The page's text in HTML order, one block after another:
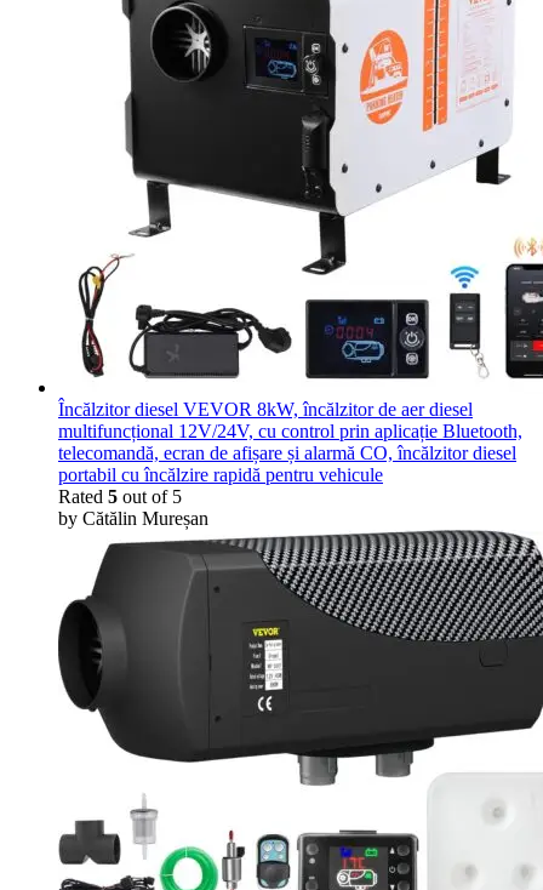
Încălzitor diesel VEVOR 8kW, încălzitor de aer diesel
multifuncțional 12V/24V, cu control prin aplicație Bluetooth,
telecomandă, ecran de afișare și alarmă CO, încălzitor diesel
portabil cu încălzire rapidă pentru vehicule
Rated 5 out of 5
by Cătălin Mureșan